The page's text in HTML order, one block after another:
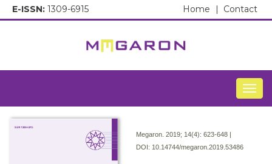
E-ISSN: 1309-6915 Contact
Home |
Megaron. 2019; 14(4): 623-648 |
DOI: 10.14744/megaron.2019.53486